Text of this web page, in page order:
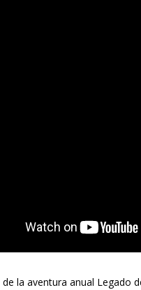
la aventura anual Legado